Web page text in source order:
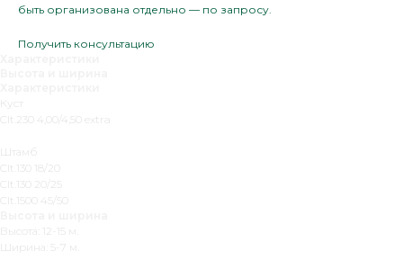
быть организована отдельно — по запросу.
Получить консультацию
Куст
Clt.230 4,00/4,50 extra
Штамб
Clt.130 18/20
Clt.130 20/25
Clt.1500 45/50
Высота: 12-15 м.
Ширина: 5-7 м.